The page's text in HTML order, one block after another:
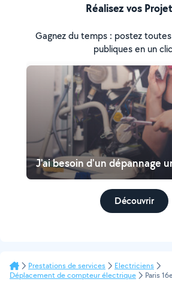
Réalisez vos
Gagnez du temps : postez
publiques en un
J'ai besoin d'un dépannage
Découvrir
Prestations de services
Electriciens
Déplacement de compteur électrique
Paris